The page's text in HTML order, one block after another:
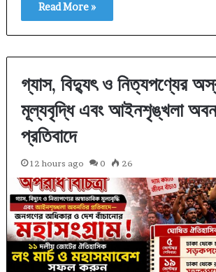
Read More »
গ্যাস, বিদ্যুৎ ও নিত্যপণ্যের
মূল্যবৃদ্ধি এবং আইনশৃঙ্খলা
প্রতিবাদে
12 hours ago 0 26